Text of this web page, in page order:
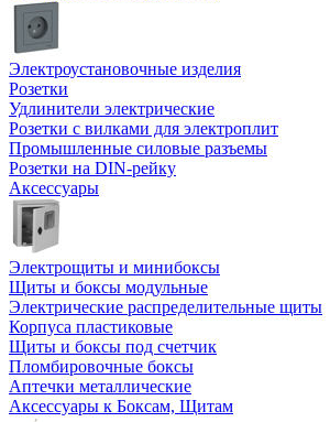
Электроустановочные изделия
Розетки
Удлинители электрические
Розетки с вилками для электроплит
Промышленные силовые разъемы
Розетки на DIN-рейку
Аксессуары
Электрощиты и минибоксы
Щиты и боксы модульные
Электрические распределительные щиты
Корпуса пластиковые
Щиты и боксы под счетчик
Пломбировочные боксы
Аптечки металлические
Аксессуары к Боксам, Щитам